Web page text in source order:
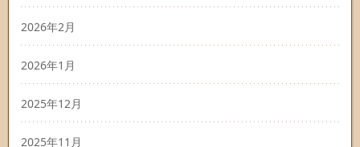
2026年2月
2026年1月
2025年12月
2025年11月